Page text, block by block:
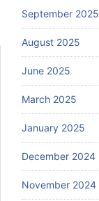
September 2025
August 2025
June 2025
March 2025
January 2025
December 2024
November 2024